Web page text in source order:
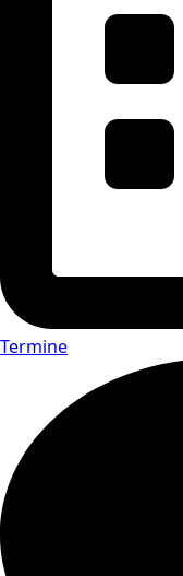
Termine